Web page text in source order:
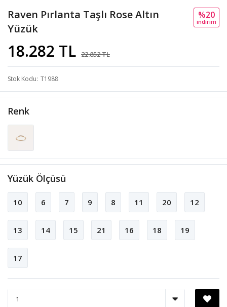
Raven Pırlanta Taşlı Rose Altın
Yüzük
18.282 TL 22.852 TL
%20
i̇ndi̇ri̇m
Stok Kodu T1988
Renk
Yüzük Ölçüsü
10 6 7 9 8 11 20 12
13 14 15 21 16 18 19
17